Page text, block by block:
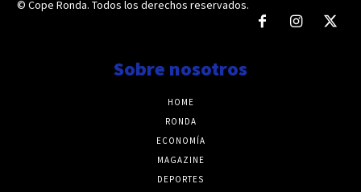
© Cope Ronda. Todos los derechos reservados.
Sobre nosotros
HOME
RONDA
ECONOMÍA
MAGAZINE
DEPORTES